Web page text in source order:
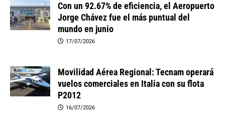
Con un 92.67% de eficiencia, el Aeropuerto
Jorge Chávez fue el más puntual del
mundo en junio
17/07/2026
Movilidad Aérea Regional: Tecnam operará
vuelos comerciales en Italia con su flota
P2012
16/07/2026